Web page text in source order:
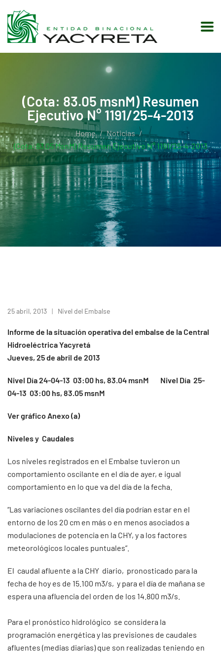
(Cota: 83.05 msnM) Resumen
Ejecutivo N° 1191/25-4-2013
Home
Noticias
(Cota: 83.05 MsnM) Resumen Ejecutivo N° 1191/25-4-2013
25 abril, 2013 Nivel del Embalse
Informe de la situación operativa del embalse de la Central
Hidroeléctrica Yacyretá
Jueves, 25 de abril de 2013
Nivel Día 24-04-13 03:00 hs, 83.04 msnM Nivel Día 25-
04-13 03:00 hs, 83.05 msnM
Ver gráfico Anexo (a)
Niveles y Caudales
Los niveles registrados en el Embalse tuvieron un
comportamiento oscilante en el día de ayer, e igual
comportamiento en lo que va del día de la fecha.
“Las variaciones oscilantes del día podrían estar en el
entorno de los 20 cm en más o en menos asociados a
modulaciones de potencia en la CHY, y a los factores
meteorológicos locales puntuales”.
El caudal afluente a la CHY diario, pronosticado para la
fecha de hoy es de 15.100 m3/s, y para el día de mañana se
espera una afluencia del orden de los 14.800 m3/s.
Para el pronóstico hidrológico se considera la
programación energética y las previsiones de caudales
afluentes (medias diarias) que son realizadas teniendo en